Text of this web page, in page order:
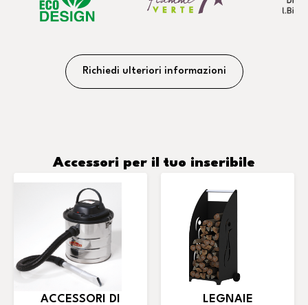
Richiedi ulteriori informazioni
Accessori per il tuo inseribile
ACCESSORI DI
LEGNAIE